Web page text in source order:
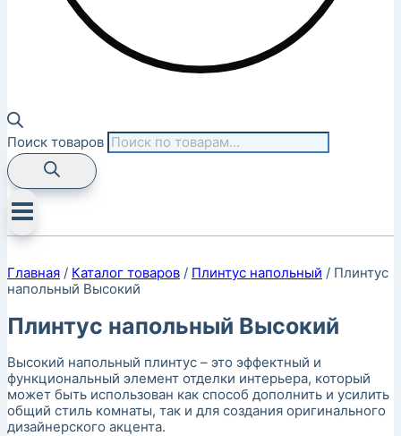
Поиск товаров
Главная / Каталог товаров / Плинтус напольный / Плинтус
напольный Высокий
Плинтус напольный Высокий
Высокий напольный плинтус – это эффектный и
функциональный элемент отделки интерьера, который
может быть использован как способ дополнить и усилить
общий стиль комнаты, так и для создания оригинального
дизайнерского акцента.